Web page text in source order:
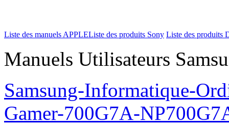
Liste des manuels APPLEListe des produits Sony Liste des produits
Manuels Utilisateurs
Samsung-Informatique-
Gamer-700G7A-